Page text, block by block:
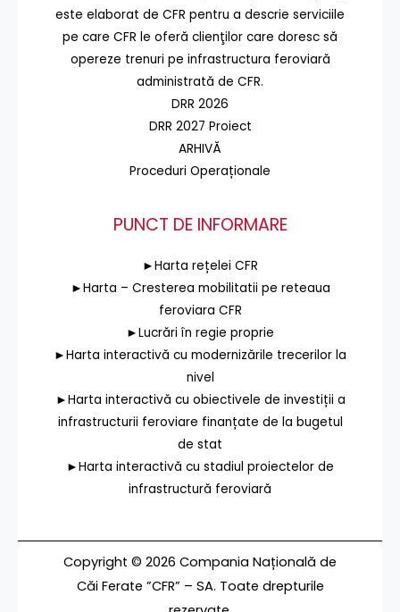
este elaborat de CFR pentru a descrie serviciile
pe care CFR le oferă clienţilor care doresc să
opereze trenuri pe infrastructura feroviară
administrată de CFR.
DRR 2026
DRR 2027 Proiect
ARHIVĂ
Proceduri Operaționale
PUNCT DE INFORMARE
►Harta rețelei CFR
►Harta – Cresterea mobilitatii pe reteaua
feroviara CFR
►Lucrări în regie proprie
►Harta interactivă cu modernizările trecerilor la
nivel
►Harta interactivă cu obiectivele de investiții a
infrastructurii feroviare finanțate de la bugetul
de stat
►Harta interactivă cu stadiul proiectelor de
infrastructură feroviară
Copyright © 2026 Compania Națională de
Căi Ferate ”CFR” – SA. Toate drepturile